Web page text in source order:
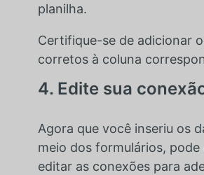
planilha.
Certifique-se de adicionar
corretos à coluna
4. Edite sua
Agora que você inseriu os
meio dos formulários,
editar as conexões para